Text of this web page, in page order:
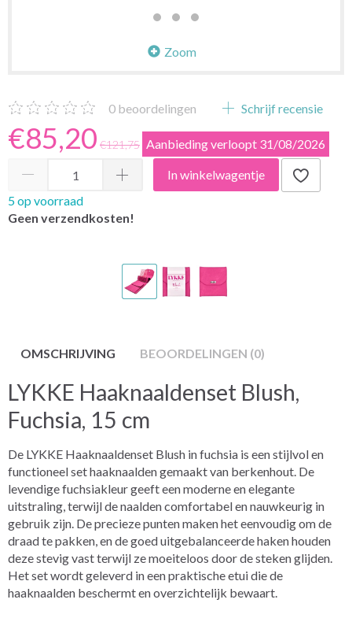
Zoom
0 beoordelingen Schrijf recensie
€85,20 €121,75 Aanbieding verloopt 31/08/2026
In winkelwagentje
5 op voorraad
Geen verzendkosten!
OMSCHRIJVING BEOORDELINGEN (0)
LYKKE Haaknaaldenset Blush,
Fuchsia, 15 cm
De LYKKE Haaknaaldenset Blush in fuchsia is een stijlvol en
functioneel set haaknaalden gemaakt van berkenhout. De
levendige fuchsiakleur geeft een moderne en elegante
uitstraling, terwijl de naalden comfortabel en nauwkeurig in
gebruik zijn. De precieze punten maken het eenvoudig om de
draad te pakken, en de goed uitgebalanceerde haken houden
deze stevig vast terwijl ze moeiteloos door de steken glijden.
Het set wordt geleverd in een praktische etui die de
haaknaalden beschermt en overzichtelijk bewaart.